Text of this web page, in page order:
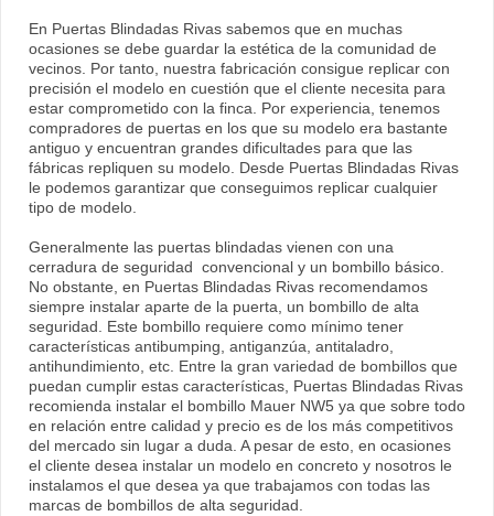
En Puertas Blindadas Rivas sabemos que en muchas
ocasiones se debe guardar la estética de la comunidad de
vecinos. Por tanto, nuestra fabricación consigue replicar con
precisión el modelo en cuestión que el cliente necesita para
estar comprometido con la finca. Por experiencia, tenemos
compradores de puertas en los que su modelo era bastante
antiguo y encuentran grandes dificultades para que las
fábricas repliquen su modelo. Desde Puertas Blindadas Rivas
le podemos garantizar que conseguimos replicar cualquier
tipo de modelo.
Generalmente las puertas blindadas vienen con una
cerradura de seguridad convencional y un bombillo básico.
No obstante, en Puertas Blindadas Rivas recomendamos
siempre instalar aparte de la puerta, un bombillo de alta
seguridad. Este bombillo requiere como mínimo tener
características antibumping, antiganzúa, antitaladro,
antihundimiento, etc. Entre la gran variedad de bombillos que
puedan cumplir estas características, Puertas Blindadas Rivas
recomienda instalar el bombillo Mauer NW5 ya que sobre todo
en relación entre calidad y precio es de los más competitivos
del mercado sin lugar a duda. A pesar de esto, en ocasiones
el cliente desea instalar un modelo en concreto y nosotros le
instalamos el que desea ya que trabajamos con todas las
marcas de bombillos de alta seguridad.